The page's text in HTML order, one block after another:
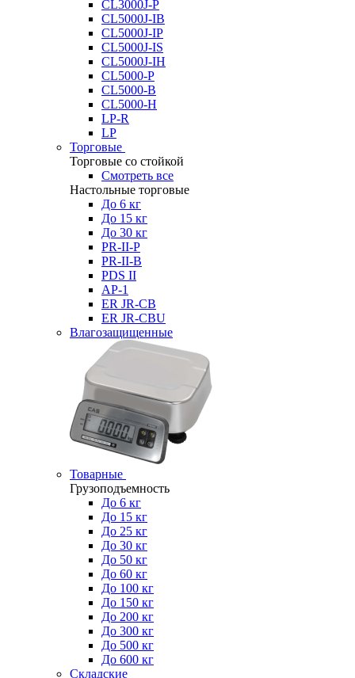
CL3000J-P
CL5000J-IB
CL5000J-IP
CL5000J-IS
CL5000J-IH
CL5000-P
CL5000-B
CL5000-H
LP-R
LP
Торговые
Торговые со стойкой
Смотреть все
Настольные торговые
До 6 кг
До 15 кг
До 30 кг
PR-II-P
PR-II-B
PDS II
AP-1
ER JR-CB
ER JR-CBU
Влагозащищенные
Товарные
Грузоподъемность
До 6 кг
До 15 кг
До 25 кг
До 30 кг
До 50 кг
До 60 кг
До 100 кг
До 150 кг
До 200 кг
До 300 кг
До 500 кг
До 600 кг
Складские